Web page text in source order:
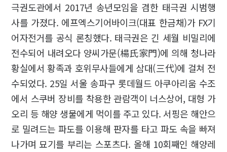
극권도관에서 2017년 송년모임을 겸한 태극권 시범행
사를 가졌다. 에프엑스기어바이크(대표 한금채)가 FX기
어자전거를 공식 론칭했다. 태극권은 긴 세월 비밀리에
전수되어 내려오다 양씨가문(楊氏家門)에 의해 청나라
황실에서 황족과 호위무사들에게 삼대(三代)에 걸쳐 전
수되었다. 25일 서울 송파구 롯데월드 아쿠아리움 수조
에서 스쿠버 장비를 착용한 관람객이 너스상어, 대형 가
오리 등 해양 생물에게 먹이를 주고 있다. 서핑은 해안으
로 밀려드는 파도를 이용해 판자를 타고 파도 속을 빠져
나가며 묘기를 부리는 스포츠다. 올해 10회째인 해양레